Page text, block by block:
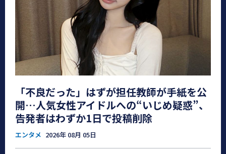
「不良だった」はずが担任教師が手紙を公
開…人気女性アイドルへの“いじめ疑惑”、
告発者はわずか1日で投稿削除
エンタメ 2026年 08月 05日